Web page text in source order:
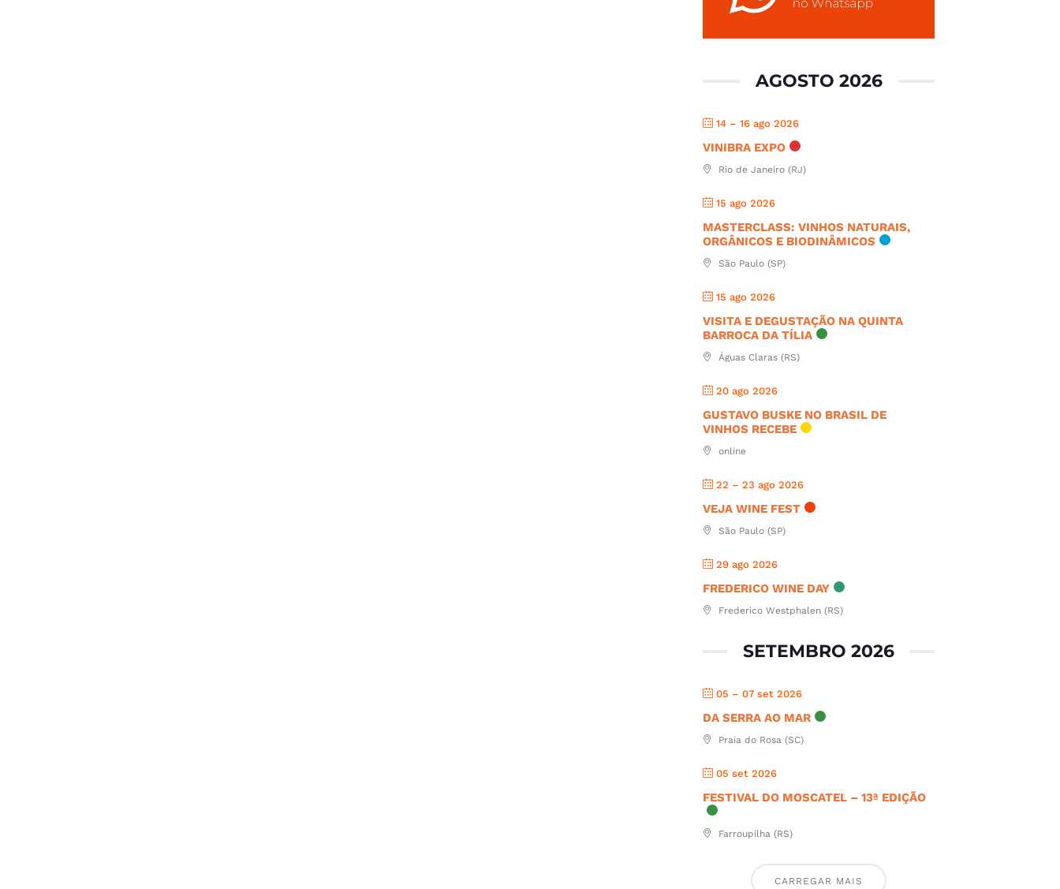
AGOSTO 2026
14 – 16 ago 2026
VINIBRA EXPO
Rio de Janeiro (RJ)
15 ago 2026
MASTERCLASS: VINHOS NATURAIS,
ORGÂNICOS E BIODINÂMICOS
São Paulo (SP)
15 ago 2026
VISITA E DEGUSTAÇÃO NA QUINTA
BARROCA DA TÍLIA
Águas Claras (RS)
20 ago 2026
GUSTAVO BUSKE NO BRASIL DE
VINHOS RECEBE
online
22 – 23 ago 2026
VEJA WINE FEST
São Paulo (SP)
29 ago 2026
FREDERICO WINE DAY
Frederico Westphalen (RS)
SETEMBRO 2026
05 – 07 set 2026
DA SERRA AO MAR
Praia do Rosa (SC)
05 set 2026
FESTIVAL DO MOSCATEL – 13ª EDIÇÃO
Farroupilha (RS)
CARREGAR MAIS